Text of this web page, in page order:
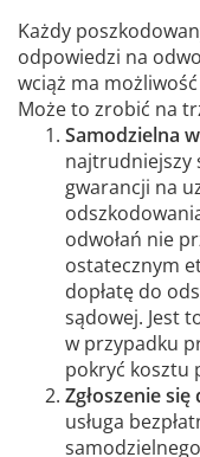
Każdy
odpowiedzi na
wciąż ma
Może to zrobić na
Samodzielna
najtrudniejszy
gwarancji na
odwołań nie
ostatecznym
dopłatę do
sądowej. Jest
w przypadku
pokryć kosztu
Zgłoszenie
usługa